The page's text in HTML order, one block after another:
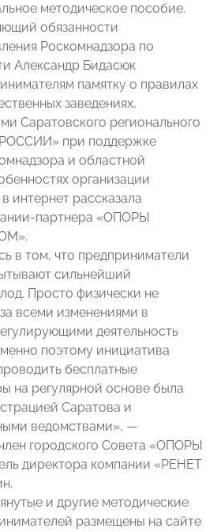
методическое пособие.
обязанности
Роскомнадзора по
Александр Бидасюк
памятку о правилах
заведениях,
Саратовского регионального
при поддержке
и областной
организации
интернет рассказала
партнера «ОПОРЫ
в том, что предприниматели
сильнейший
Просто физически не
всеми изменениями в
деятельность
поэтому инициатива
бесплатные
на регулярной основе была
Саратова и
ведомствами», —
городского Совета «ОПОРЫ
директора компании «РЕНЕТ
и другие методические
размещены на сайте